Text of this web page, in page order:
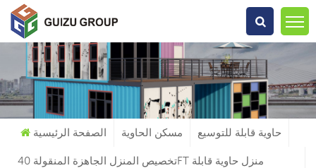
الصفحة الرئيسية مسكن الحاوية حاوية قابلة للتوسيع
تخصيص المنزل الجاهزة المنقولة 40FT منزل حاوية قابلة